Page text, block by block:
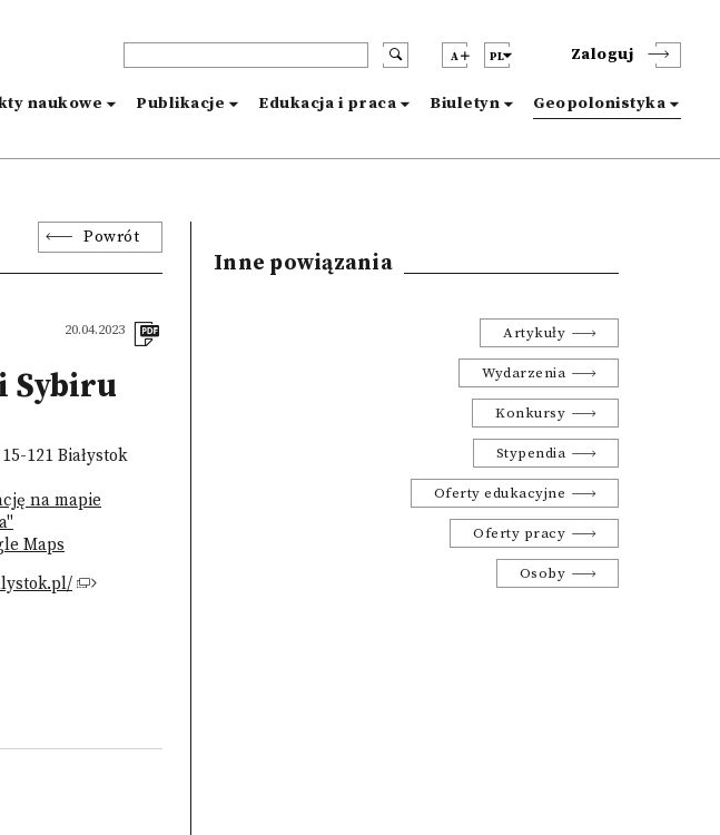
A PL Zaloguj
naukowe Publikacje Edukacja i praca Biuletyn Geopolonistyka
Powrót
20.04.2023
Sybiru
121 Białystok
na mapie
Maps
Inne powiązania
Artykuły
Wydarzenia
Konkursy
Stypendia
Oferty edukacyjne
Oferty pracy
Osoby